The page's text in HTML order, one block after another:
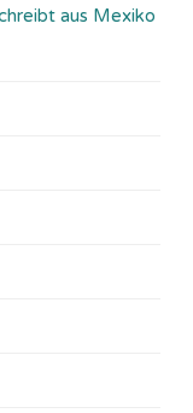
aus Mexiko